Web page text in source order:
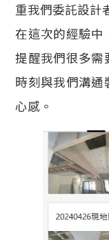
重我們委託設計
在這次的經驗中
提醒我們很多需
時刻與我們溝
心感。